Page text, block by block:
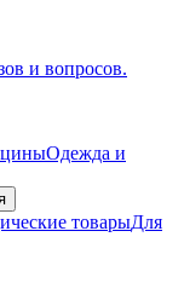
и вопросов.
Одежда и
товарыДля